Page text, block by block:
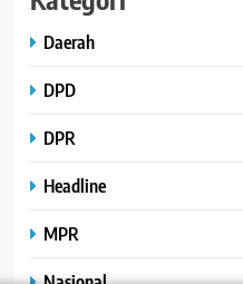
Daerah
DPD
DPR
Headline
MPR